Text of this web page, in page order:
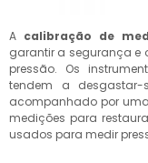
A calibração de
garantir a segurança
pressão. Os
tendem a desgastar-
acompanhado por
medições para
usados para medir